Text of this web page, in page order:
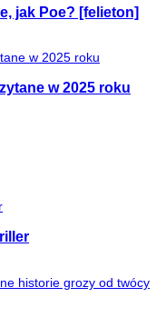
jak Poe? [felieton]
w 2025 roku